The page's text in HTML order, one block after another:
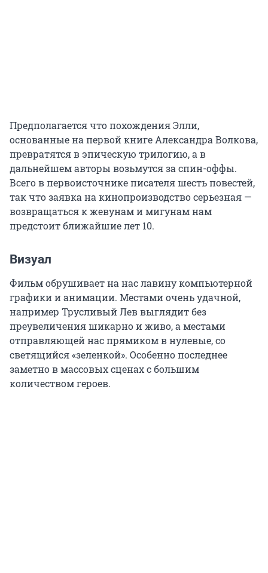
Предполагается что похождения Элли,
основанные на первой книге Александра Волкова,
превратятся в эпическую трилогию, а в
дальнейшем авторы возьмутся за спин-оффы.
Всего в первоисточнике писателя шесть повестей,
так что заявка на кинопроизводство серьезная —
возвращаться к жевунам и мигунам нам
предстоит ближайшие лет 10.
Визуал
Фильм обрушивает на нас лавину компьютерной
графики и анимации. Местами очень удачной,
например Трусливый Лев выглядит без
преувеличения шикарно и живо, а местами
отправляющей нас прямиком в нулевые, со
светящийся «зеленкой». Особенно последнее
заметно в массовых сценах с большим
количеством героев.